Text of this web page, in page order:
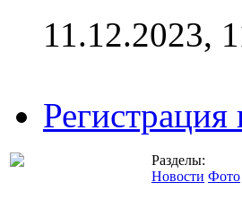
11.12.2023,
Разделы:
Новости Фото